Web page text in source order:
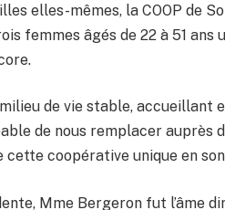
elles-mêmes, la COOP de
femmes âgés de 22 à 51
de vie stable, accueillant
de nous remplacer auprès
cette coopérative unique en
Mme Bergeron fut l’âme